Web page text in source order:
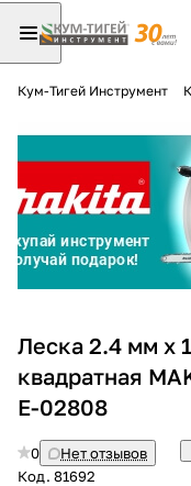
Кум-Тигей Инструмент
Леска 2.4 мм х
квадратная
E-02808
0
Нет отзывов
Код. 81692
Разбейте
оплатуна
без
График
Сегодня